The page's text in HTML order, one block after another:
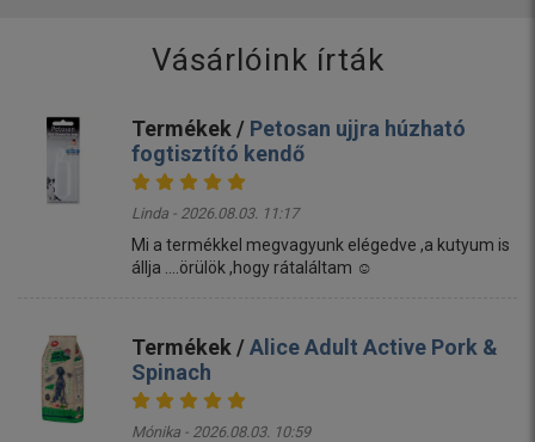
Vásárlóink írták
Termékek / Petosan ujjra húzható
fogtisztító kendő
Linda - 2026.08.03. 11:17
Mi a termékkel megvagyunk elégedve ,a kutyum is
állja ....örülök ,hogy rátaláltam ☺️
Termékek /Alice Adult Active Pork &
Spinach
Mónika - 2026.08.03. 10:59